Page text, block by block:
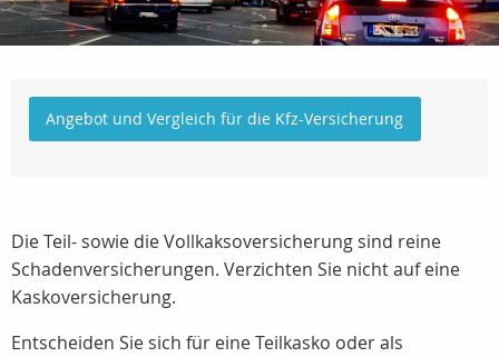
Angebot und Vergleich für die Kfz-Versicherung
Die Teil- sowie die Vollkaksoversicherung sind reine
Schadenversicherungen. Verzichten Sie nicht auf eine
Kaskoversicherung.
Entscheiden Sie sich für eine Teilkasko oder als